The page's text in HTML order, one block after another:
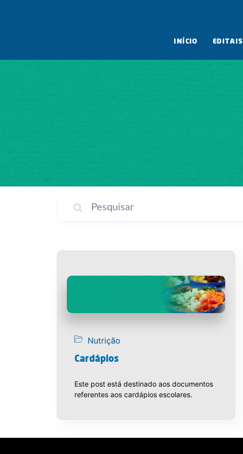
INÍCIO EDITAIS
Nutrição
Cardápios
Este post está destinado aos documentos
referentes aos cardápios escolares.